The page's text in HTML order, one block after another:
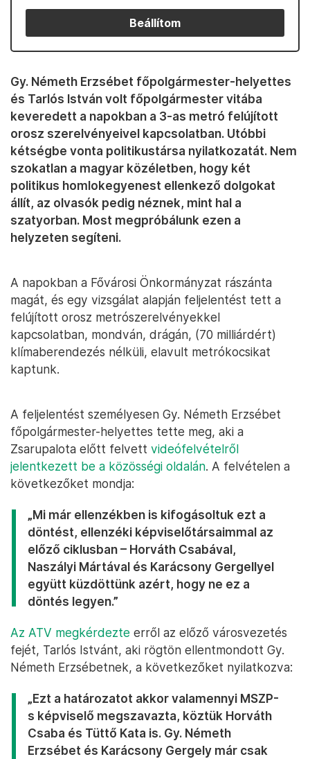
Beállítom
Gy. Németh Erzsébet főpolgármester-helyettes
és Tarlós István volt főpolgármester vitába
keveredett a napokban a 3-as metró felújított
orosz szerelvényeivel kapcsolatban. Utóbbi
kétségbe vonta politikustársa nyilatkozatát. Nem
szokatlan a magyar közéletben, hogy két
politikus homlokegyenest ellenkező dolgokat
állít, az olvasók pedig néznek, mint hal a
szatyorban. Most megpróbálunk ezen a
helyzeten segíteni.
A napokban a Fővárosi Önkormányzat rászánta
magát, és egy vizsgálat alapján feljelentést tett a
felújított orosz metrószerelvényekkel
kapcsolatban, mondván, drágán, (70 milliárdért)
klímaberendezés nélküli, elavult metrókocsikat
kaptunk.
A feljelentést személyesen Gy. Németh Erzsébet
főpolgármester-helyettes tette meg, aki a
Zsarupalota előtt felvett videófelvételről
jelentkezett be a közösségi oldalán. A felvételen a
következőket mondja:
„Mi már ellenzékben is kifogásoltuk ezt a
döntést, ellenzéki képviselőtársaimmal az
előző ciklusban – Horváth Csabával,
Naszályi Mártával és Karácsony Gergellyel
együtt küzdöttünk azért, hogy ne ez a
döntés legyen.”
Az ATV megkérdezte erről az előző városvezetés
fejét, Tarlós Istvánt, aki rögtön ellentmondott Gy.
Németh Erzsébetnek, a következőket nyilatkozva:
„Ezt a határozatot akkor valamennyi MSZP-
s képviselő megszavazta, köztük Horváth
Csaba és Tüttő Kata is. Gy. Németh
Erzsébet és Karácsony Gergely már csak